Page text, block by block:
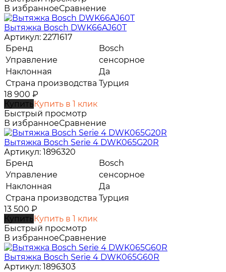
В избранноеСравнение
Вытяжка Bosch DWK66AJ60T
Артикул: 2271617
Бренд
Bosch
Управление
сенсорное
Наклонная
Да
Страна производства Турция
18 900 ₽
КупитьКупить в 1 клик
Быстрый просмотр
В избранноеСравнение
Вытяжка Bosch Serie 4 DWK065G20R
Артикул: 1896320
Бренд
Bosch
Управление
сенсорное
Наклонная
Да
Страна производства Турция
13 500 ₽
КупитьКупить в 1 клик
Быстрый просмотр
В избранноеСравнение
Вытяжка Bosch Serie 4 DWK065G60R
Артикул: 1896303